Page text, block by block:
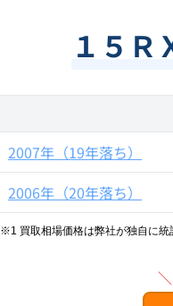
１５Ｒ
2007年（19年落ち）
2006年（20年落ち）
※1 買取相場価格は弊社が独自に統
＼